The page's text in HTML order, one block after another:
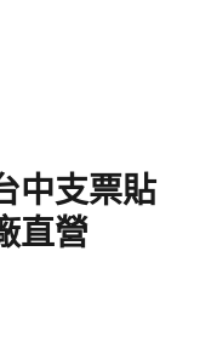
中支票貼
直營